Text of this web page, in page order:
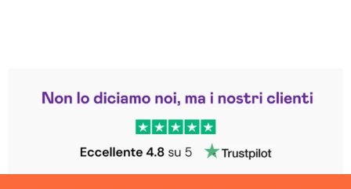
Trustpilot